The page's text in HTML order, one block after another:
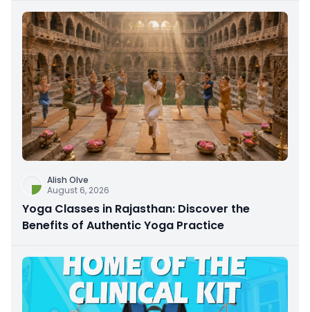
Alish Olve
August 6, 2026
Yoga Classes in Rajasthan: Discover the
Benefits of Authentic Yoga Practice